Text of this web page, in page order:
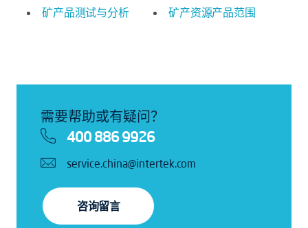
矿产品测试与分析 矿产资源产品范围
需要帮助或有疑问？
400 886 9926
service.china@intertek.com
咨询留言